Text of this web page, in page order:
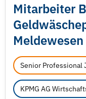
Mitarbeiter
Senior Professional
KPMG AG